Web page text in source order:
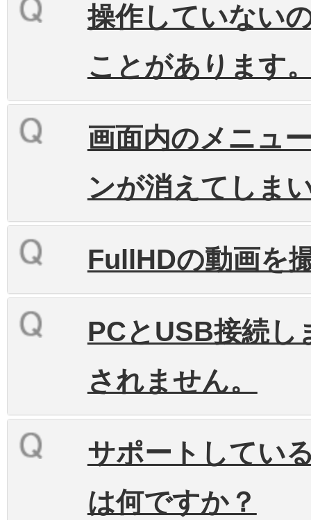
操作していない
ことがあります
画面内のメニュ
ンが消えてしま
FullHDの動画を
PCとUSB接続し
されません。
サポートしてい
は何ですか？